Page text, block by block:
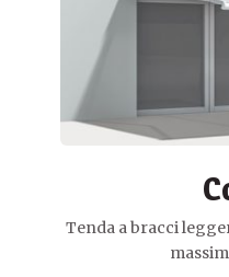
Tenda a bracci